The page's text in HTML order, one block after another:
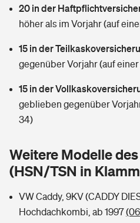
Wer versichert was: Jetzt
Sie haben Fragen?
Mietkautionsversicherung
Restkreditversicherung
Zur Übersicht
Hochwasser-Check: Wie
Wer versichert was: Jetzt
Kinderinvalidität
Reiseversicherung
Pferdehalter-Haftpflicht
Private Cyberversicherung
Musikinstrumentenversicherung
Tierkrankenversicherung
Wer versichert was: Jetzt
Sie haben Fragen?
Rentenrechner: Wie viel Geld
20 in der
höher als im Vorjahr (auf
15 in der
gegenüber Vorjahr (auf einer
15 in der
geblieben gegenüber
34)
Weitere Modelle
(HSN/TSN in
VW Caddy, 9KV (CADDY
Hochdachkombi, ab 1997